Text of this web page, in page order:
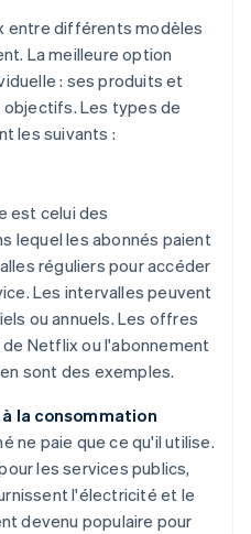
entre différents modèles
La meilleure option
: ses produits et
Les types de
les suivants :
est celui des
lequel les abonnés paient
réguliers pour accéder
Les intervalles peuvent
ou annuels. Les offres
Netflix ou l'abonnement
sont des exemples.
la consommation
ne paie que ce qu'il utilise.
les services publics,
l'électricité et le
devenu populaire pour